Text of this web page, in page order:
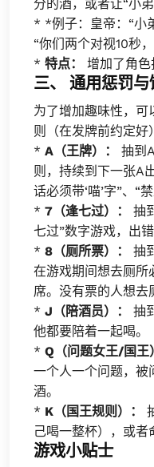
分的酒，或者让“小
* *例子：皇帝：“小
“你们两个对视10秒
* 特点： 增加了角色
三、 通用惩罚与
为了增加趣味性，可
则（在发牌前约定好
* A（王牌）：
抽到
则，持续到下一张A
话必须带‘喵’字”、“禁
* 7（逢七过）：
抽
七过”数字游戏，出错
* 8（厕所票）：
抽
在游戏期间想去厕所
席。没有票的人想去
* J（陪酒员）：
抽
他都要陪着一起喝。
* Q（问题女王/国王
一个人一个问题，被
酒。
* K（国王规则）：
己喝一整杯），或者
游戏小贴士